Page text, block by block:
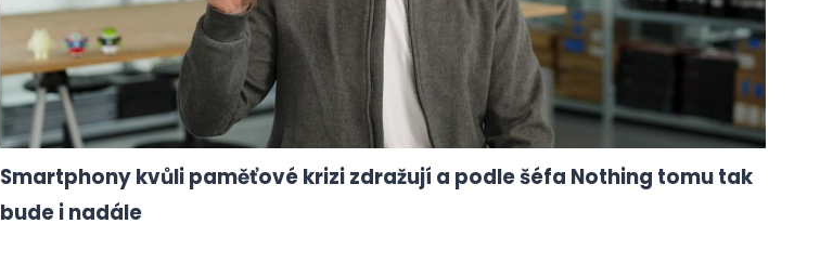
Smartphony kvůli paměťové krizi zdražují a podle šéfa Nothing tomu tak
bude i nadále